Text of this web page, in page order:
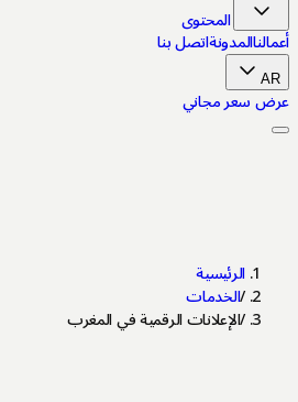
انتقل إلى المحتوى
أعمالناالمدونةاتصل بنا
AR
عرض سعر مجاني
الرئيسية
/الخدمات
/الإعلانات الرقمية في المغرب